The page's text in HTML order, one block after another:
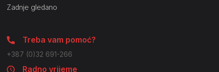
Zadnje gledano
Treba vam pomoć?
+387 (0)32 691-266
Radno vrijeme